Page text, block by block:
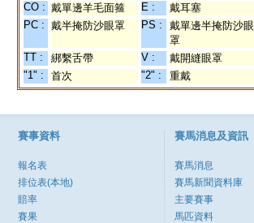
CO : 戴單邊羊毛面箍 E : 戴耳塞
PC : 戴半掩防沙眼罩 PS :
戴單邊半掩防沙眼
罩
TT : 綁繫舌帶 V : 戴開縫眼罩
"1" :
首次 "2" : 重戴
賽事資料
報名表
排位表(本地)
賠率
賽果
賽馬消息及資訊
賽馬消息
賽馬新聞資料庫
主要賽事
馬匹資料